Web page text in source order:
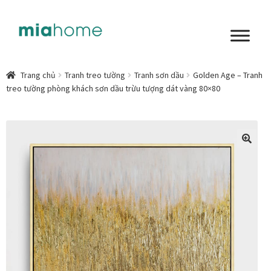
đến
đến
Art in living
Không gian sống
Cách chọn tranh phòng ngủ để mỗi ngày bắt đầu nhẹ
nhàng hơn
Chọn tranh phòng khách từ góc nhìn Home Stylist
Phong cách nội thất
Trang chủ Tranh treo tường Tranh sơn dầu
Golden Age – Tranh
treo tường phòng khách sơn dầu trừu tượng dát vàng 80×80